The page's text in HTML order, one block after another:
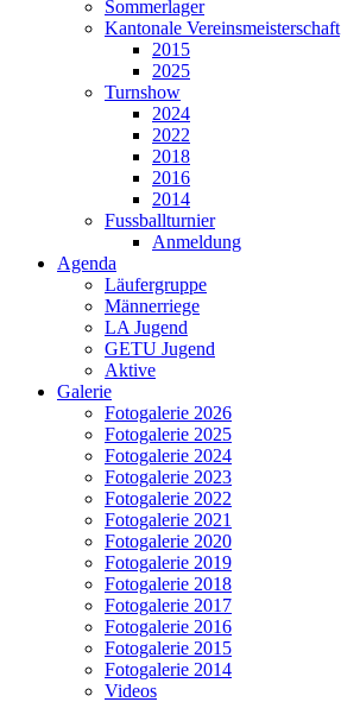
Sommerlager
Kantonale Vereinsmeisterschaft
2015
2025
Turnshow
2024
2022
2018
2016
2014
Fussballturnier
Anmeldung
Agenda
Läufergruppe
Männerriege
LA Jugend
GETU Jugend
Aktive
Galerie
Fotogalerie 2026
Fotogalerie 2025
Fotogalerie 2024
Fotogalerie 2023
Fotogalerie 2022
Fotogalerie 2021
Fotogalerie 2020
Fotogalerie 2019
Fotogalerie 2018
Fotogalerie 2017
Fotogalerie 2016
Fotogalerie 2015
Fotogalerie 2014
Videos